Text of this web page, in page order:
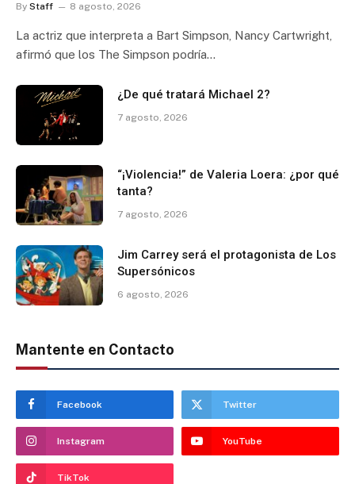
By Staff 8 agosto, 2026
La actriz que interpreta a Bart Simpson, Nancy Cartwright,
afirmó que los The Simpson podría…
¿De qué tratará Michael 2?
7 agosto, 2026
“¡Violencia!” de Valeria Loera: ¿por qué
tanta?
7 agosto, 2026
Jim Carrey será el protagonista de Los
Supersónicos
6 agosto, 2026
Mantente en Contacto
Facebook Twitter
Instagram YouTube
TikTok